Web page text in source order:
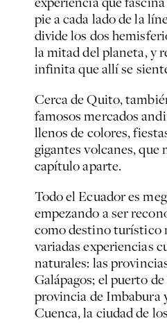
pie a cada lado de la
divide los dos
la mitad del planeta, y
infinita que allí se
Cerca de Quito,
famosos mercados
llenos de colores,
gigantes volcanes, que
capítulo aparte.
Todo el Ecuador es
empezando a ser
como destino turístico
variadas experiencias
naturales: las
Galápagos; el puerto
provincia de Imbabura
Cuenca, la ciudad de